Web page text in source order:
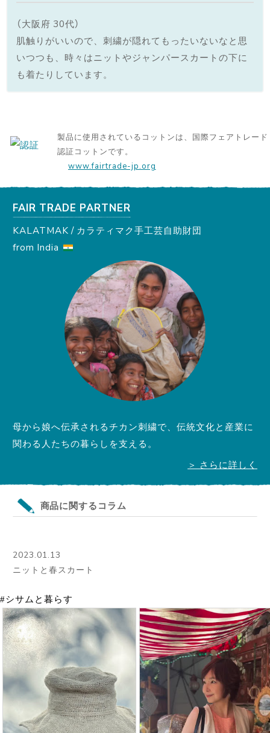
（大阪府 30代）
肌触りがいいので、刺繍が隠れてもったいないなと思
いつつも、時々はニットやジャンパースカートの下に
も着たりしています。
製品に使用されているコットンは、国際フェアトレード
認証コットンです。
www.fairtrade-jp.org
FAIR TRADE PARTNER
KALATMAK / カラティマク手工芸自助財団
from India
母から娘へ伝承されるチカン刺繍で、伝統文化と産業に
関わる人たちの暮らしを支える。
＞ さらに詳しく
商品に関するコラム
2023.01.13
ニットと春スカート
#シサムと暮らす